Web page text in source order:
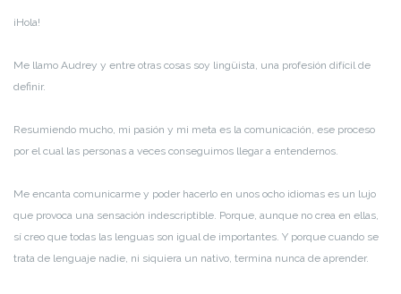
¡Hola!
Me llamo Audrey y entre otras cosas soy lingüista, una profesión difícil de
definir.
Resumiendo mucho, mi pasión y mi meta es la comunicación, ese proceso
por el cual las personas a veces conseguimos llegar a entendernos.
Me encanta comunicarme y poder hacerlo en unos ocho idiomas es un lujo
que provoca una sensación indescriptible. Porque, aunque no crea en ellas,
sí creo que todas las lenguas son igual de importantes. Y porque cuando se
trata de lenguaje nadie, ni siquiera un nativo, termina nunca de aprender.